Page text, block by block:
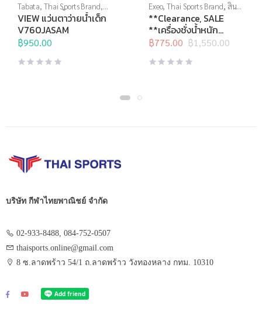
Tabata, Thai Sports Brand,
View,กีฬาทางน้ำ,แว่นตาว่าย
น้ำ,แว่นตาว่ายน้ำสำหรับเด็ก,
แว่นตาว่ายน้ำแข่งขัน
VIEW แว่นตาว่ายน้ำเด็ก
V760JASAM
฿950.00
Exeo,Thai Sports Brand, สิน
ค้าล็อตสุดท้าย,อุปกรณ์เพื่อ
สุขภาพ,เครื่องชั่งน้ำหนัก,
ชั่งน้ำหนักวัดไขมัน
**Clearance, SALE
**เครื่องชั่งน้ำหนัก
ดิจิตอล Body Fat
฿1,550.00
Original
price
was:
฿775.00
Current
price
is:
บริษัท กีฬาไทยพาณิชย์ จำกัด
02-933-8488, 084-752-0507
thaisports.online@gmail.com
8 ซ.ลาดพร้าว 54/1 ถ.ลาดพร้าว วังทองหลาง กทม. 10310